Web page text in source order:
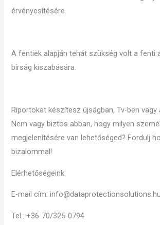
érvényesítésére.
A fentiek alapján tehát szükség volt a fenti
bírság kiszabására.
Riportokat készítesz újságban, Tv-ben vagy
Nem vagy biztos abban, hogy milyen
megjelenítésére van lehetőséged? Fordulj
bizalommal!
Elérhetőségeink:
E-mail cím: info@dataprotectionsolutions.hu
Tel.: +36-70/325-0794